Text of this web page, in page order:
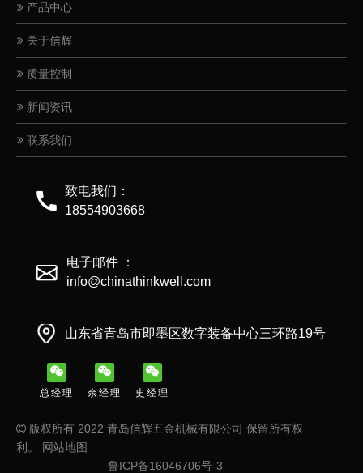
产品中心
关于信辉
质量控制
新闻资讯
联系我们
致电我们：
18554903668
电子邮件 ：
info@chinathinkwell.com
山东省青岛市即墨区数字装备中心三环路19号
总经理 余经理 史经理
 版权所有 2022 青岛信辉五金机械有限公司 保留所有权
利。
网站地图
鲁ICP备16046706号-3